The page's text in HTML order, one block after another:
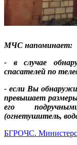
МЧС напоминает:
- в случае
спасателей по
- если Вы
превышает
его
(огнетушитель,
БГРОЧС.